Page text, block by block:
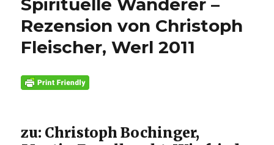
Spirituelle Wanderer –
Rezension von Christoph
Fleischer, Werl 2011
zu: Christoph Bochinger,